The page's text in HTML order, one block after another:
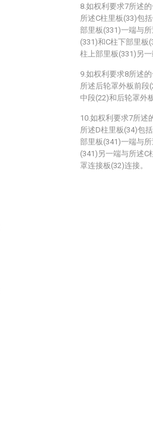
8.如权利要求7所述
所述C柱里板(33)包
部里板(331)一端与
(331)和C柱下部里板
柱上部里板(331)另一
9.如权利要求8所述
所述后轮罩外板前段
中段(22)和后轮罩外
10.如权利要求7所述
所述D柱里板(34)包
部里板(341)一端与
(341)另一端与所述C
罩连接板(32)连接。